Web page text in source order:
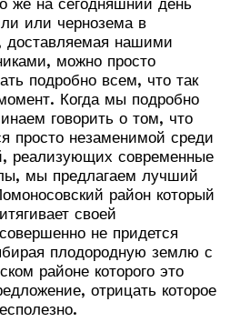
или чернозема в
доставляемая нашими
можно просто
подробно всем, что так
Когда мы подробно
говорить о том, что
просто незаменимой среди
реализующих современные
мы предлагаем лучший
район который
своей
не придется
плодородную землю с
районе которого это
отрицать которое